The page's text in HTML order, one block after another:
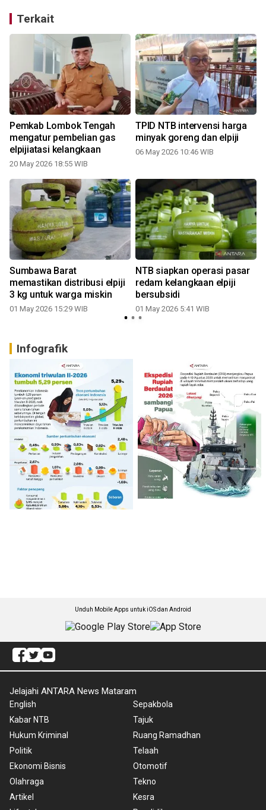
Terkait
Pemkab Lombok Tengah
mengatur pembelian gas
elpijiatasi kelangkaan
20 May 2026 18:55 WIB
TPID NTB intervensi harga
minyak goreng dan elpiji
06 May 2026 10:46 WIB
Sumbawa Barat
memastikan distribusi elpiji
3 kg untuk warga miskin
01 May 2026 15:29 WIB
NTB siapkan operasi pasar
redam kelangkaan elpiji
bersubsidi
01 May 2026 5:41 WIB
Infografik
Unduh Mobile Apps untuk iOS dan Android
Jelajahi ANTARA News Mataram
English
Kabar NTB
Hukum Kriminal
Politik
Ekonomi Bisnis
Olahraga
Artikel
Sepakbola
Tajuk
Ruang Ramadhan
Telaah
Otomotif
Tekno
Kesra